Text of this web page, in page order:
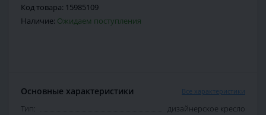
Код товара: 15985109
Наличие: Ожидаем поступления
Основные характеристики Все характеристики
Тип:
дизайнерское кресло